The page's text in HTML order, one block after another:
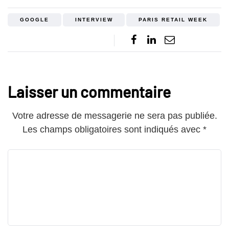
GOOGLE INTERVIEW PARIS RETAIL WEEK
Laisser un commentaire
Votre adresse de messagerie ne sera pas publiée.
Les champs obligatoires sont indiqués avec *